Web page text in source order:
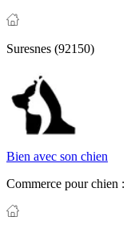
Suresnes (92150)
Bien avec son chien
Commerce pour chien :